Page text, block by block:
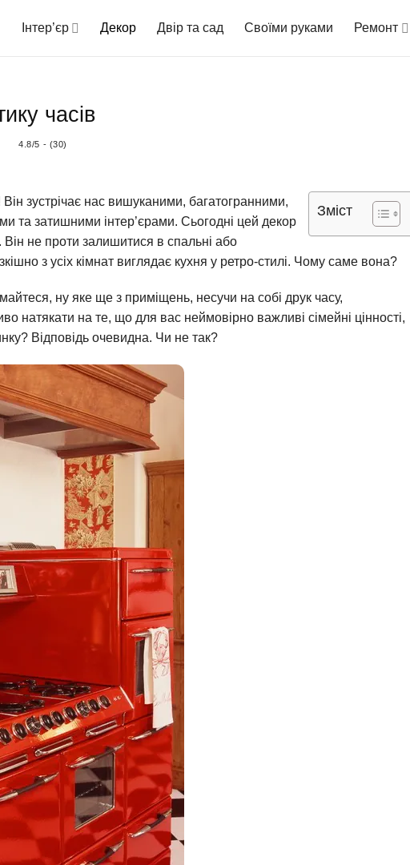
Інтер’єр Декор Двір та сад Своїми руками Ремонт
часів
4.8/5 - (30)
Зміст
зустрічає нас вишуканими, багатогранними,
та затишними інтер’єрами. Сьогодні цей декор
Він не проти залишитися в спальні або
з усіх кімнат виглядає кухня у ретро-стилі. Чому саме вона?
ну яке ще з приміщень, несучи на собі друк часу,
натякати на те, що для вас неймовірно важливі сімейні цінності,
Відповідь очевидна. Чи не так?